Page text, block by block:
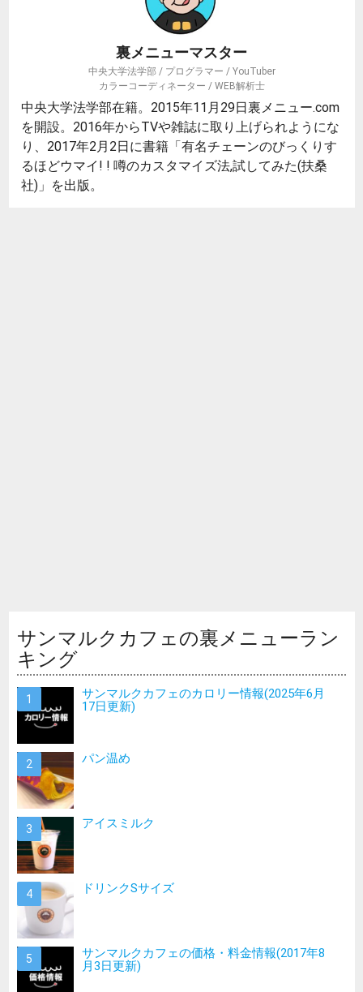
裏メニューマスター
中央大学法学部 / プログラマー / YouTuber
カラーコーディネーター / WEB解析士
中央大学法学部在籍。2015年11月29日裏メニュー.com
を開設。2016年からTVや雑誌に取り上げられようにな
り、2017年2月2日に書籍「有名チェーンのびっくりす
るほどウマイ! ! 噂のカスタマイズ法,試してみた(扶桑
社)」を出版。
サンマルクカフェの裏メニューラン
キング
サンマルクカフェのカロリー情報(2025年6月
17日更新)
パン温め
アイスミルク
ドリンクSサイズ
サンマルクカフェの価格・料金情報(2017年8
月3日更新)